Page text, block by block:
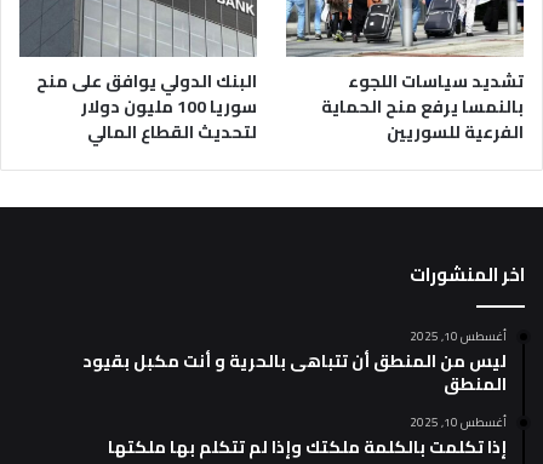
تشديد سياسات اللجوء
بالنمسا يرفع منح الحماية
الفرعية للسوريين
البنك الدولي يوافق على منح
سوريا 100 مليون دولار
لتحديث القطاع المالي
اخر المنشورات
أغسطس 10, 2025
ليس من المنطق أن تتباهى بالحرية و أنت مكبل بقيود
المنطق
أغسطس 10, 2025
إذا تكلمت بالكلمة ملكتك وإذا لم تتكلم بها ملكتها